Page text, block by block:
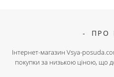
ПРО
Інтернет-магазин Vsya-
покупки за низькою ціною, що